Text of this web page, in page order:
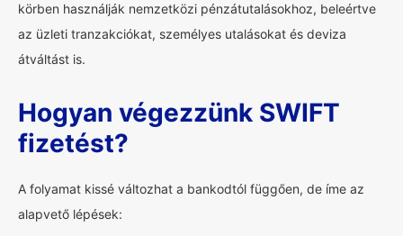
körben használják nemzetközi pénzátutalásokhoz, beleértve
az üzleti tranzakciókat, személyes utalásokat és deviza
átváltást is.
Hogyan végezzünk SWIFT
fizetést?
A folyamat kissé változhat a bankodtól függően, de íme az
alapvető lépések: